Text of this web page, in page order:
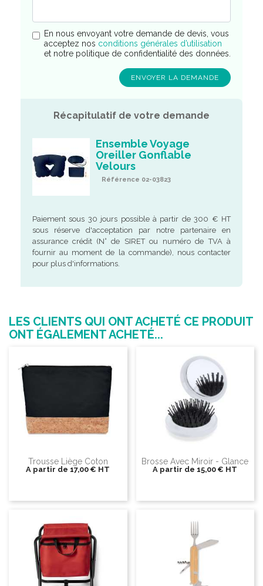
En nous envoyant votre demande de devis, vous
acceptez nos conditions générales d’utilisation
et notre politique de confidentialité des données.
Récapitulatif de votre demande
Ensemble Voyage
Oreiller Gonflable
Velours
Référence 02-03823
Paiement sous 30 jours possible à partir de 300 € HT
sous réserve d'acceptation par notre partenaire en
assurance crédit (N° de SIRET ou numéro de TVA à
fournir au moment de la commande), nous contacter
pour plus d'informations.
LES CLIENTS QUI ONT ACHETÉ CE PRODUIT
ONT ÉGALEMENT ACHETÉ...
Trousse Liège Coton
A partir de 17,00 € HT
Brosse Avec Miroir - Glance
A partir de 15,00 € HT